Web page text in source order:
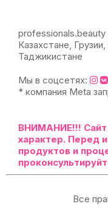
Казахстане,
Таджикистане
Мы в соцсетях:
* компания Meta
ВНИМАНИЕ!!!
характер. Перед
продуктов и
Все